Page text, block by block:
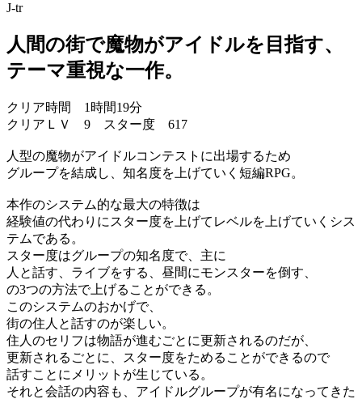
J-tr
人間の街で魔物がアイドルを目指す、
テーマ重視な一作。
クリア時間 1時間19分
クリアＬＶ 9 スター度 617
人型の魔物がアイドルコンテストに出場するため
グループを結成し、知名度を上げていく短編RPG。
本作のシステム的な最大の特徴は
経験値の代わりにスター度を上げてレベルを上げていくシス
テムである。
スター度はグループの知名度で、主に
人と話す、ライブをする、昼間にモンスターを倒す、
の3つの方法で上げることができる。
このシステムのおかげで、
街の住人と話すのが楽しい。
住人のセリフは物語が進むごとに更新されるのだが、
更新されるごとに、スター度をためることができるので
話すことにメリットが生じている。
それと会話の内容も、アイドルグループが有名になってきた